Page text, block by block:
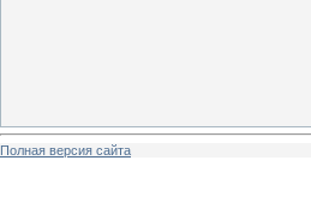
Полная версия сайта